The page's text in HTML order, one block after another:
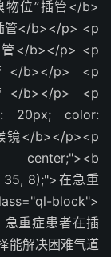
位”插管</b>
管</b></p> <p
</b></p> <p
</b></p> <p
</b></p> <p
20px; color:
镜</b></p><p
center;"><b
8);"> 在急重
block">
重症患者在插
能解决困难气道